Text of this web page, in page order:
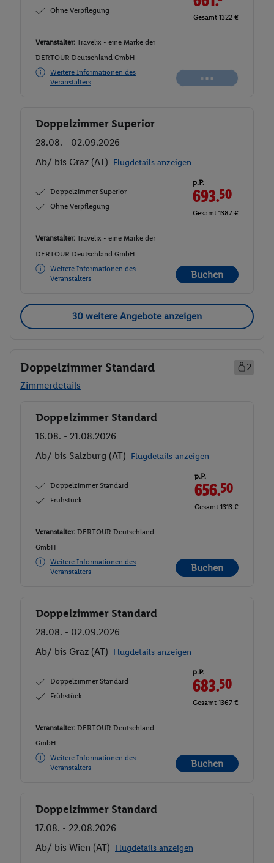
Ohne Verpflegung
Gesamt 1322 €
Veranstalter: Travelix - eine Marke der
DERTOUR Deutschland GmbH
Weitere Informationen des
Veranstalters
Buchen
Doppelzimmer Superior
28.08. - 02.09.2026
Ab/ bis Graz (AT) Flugdetails anzeigen
Doppelzimmer Superior
Ohne Verpflegung
p.P.
693.50
Gesamt 1387 €
Veranstalter: Travelix - eine Marke der
DERTOUR Deutschland GmbH
Weitere Informationen des
Veranstalters
Buchen
30 weitere Angebote anzeigen
Doppelzimmer Standard
2
Zimmerdetails
Buchen
Doppelzimmer Standard
16.08. - 21.08.2026
Ab/ bis Salzburg (AT) Flugdetails anzeigen
Doppelzimmer Standard
Frühstück
p.P.
656.50
Gesamt 1313 €
Veranstalter: DERTOUR Deutschland
GmbH
Weitere Informationen des
Veranstalters
Buchen
Buchen
Doppelzimmer Standard
28.08. - 02.09.2026
Ab/ bis Graz (AT) Flugdetails anzeigen
Doppelzimmer Standard
Frühstück
p.P.
683.50
Gesamt 1367 €
Veranstalter: DERTOUR Deutschland
GmbH
Weitere Informationen des
Veranstalters
Buchen
Buchen
Doppelzimmer Standard
17.08. - 22.08.2026
Ab/ bis Wien (AT) Flugdetails anzeigen